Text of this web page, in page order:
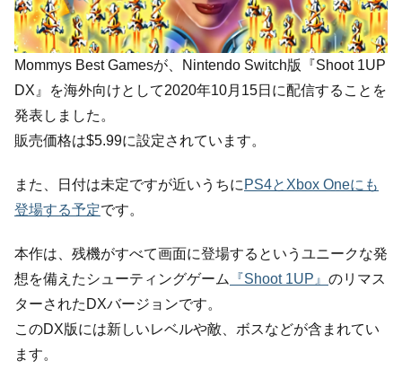
Mommys Best Gamesが、Nintendo Switch版『Shoot 1UP
DX』を海外向けとして2020年10月15日に配信することを
発表しました。
販売価格は$5.99に設定されています。
また、日付は未定ですが近いうちに PS4とXbox Oneにも
登場する予定です。
本作は、残機がすべて画面に登場するというユニークな発
想を備えたシューティングゲーム
『Shoot 1UP』 のリマス
ターされたDXバージョンです。
このDX版には新しいレベルや敵、ボスなどが含まれてい
ます。